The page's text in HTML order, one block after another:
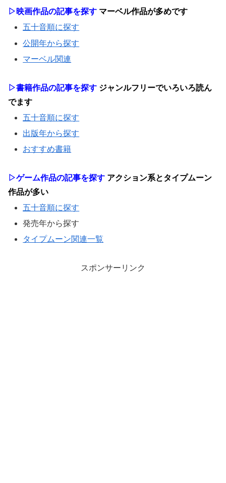
▷映画作品の記事を探す マーベル作品が多めです
五十音順に探す
公開年から探す
マーベル関連
▷書籍作品の記事を探す ジャンルフリーでいろいろ読ん
でます
五十音順に探す
出版年から探す
おすすめ書籍
▷ゲーム作品の記事を探す アクション系とタイプムーン
作品が多い
五十音順に探す
発売年から探す
タイプムーン関連一覧
スポンサーリンク